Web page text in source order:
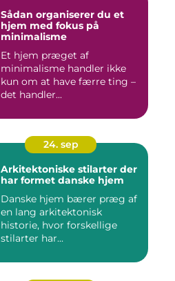
Sådan organiserer du et
hjem med fokus på
minimalisme
Et hjem præget af
minimalisme handler ikke
kun om at have færre ting –
det handler...
24. sep
Arkitektoniske stilarter der
har formet danske hjem
Danske hjem bærer præg af
en lang arkitektonisk
historie, hvor forskellige
stilarter har...